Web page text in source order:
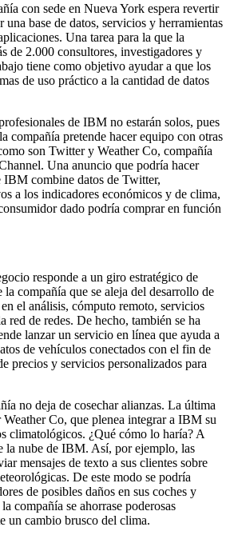
con sede en Nueva York espera revertir
una base de datos, servicios y herramientas
Una tarea para la que la
de 2.000 consultores, investigadores y
tiene como objetivo ayudar a que los
de uso práctico a la cantidad de datos
de IBM no estarán solos, pues
compañía pretende hacer equipo con otras
son Twitter y Weather Co, compañía
Una anuncio que podría hacer
IBM combine datos de Twitter,
a los indicadores económicos y de clima,
dado podría comprar en función
responde a un giro estratégico de
compañía que se aleja del desarrollo de
el análisis, cómputo remoto, servicios
red de redes. De hecho, también se ha
lanzar un servicio en línea que ayuda a
de vehículos conectados con el fin de
precios y servicios personalizados para
no deja de cosechar alianzas. La última
Co, que plenea integrar a IBM su
climatológicos. ¿Qué cómo lo haría? A
la nube de IBM. Así, por ejemplo, las
mensajes de texto a sus clientes sobre
De este modo se podría
de posibles daños en sus coches y
compañía se ahorrase poderosas
un cambio brusco del clima.